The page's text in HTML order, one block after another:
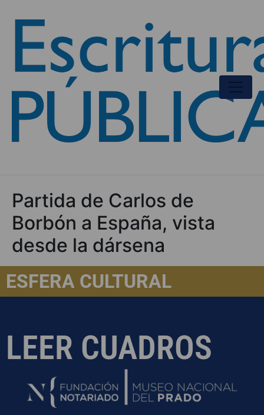
Partida de Carlos de
Borbón a España, vista
desde la dársena
ESFERA CULTURAL
LEER CUADROS